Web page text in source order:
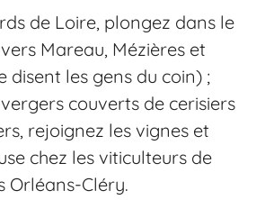
de Loire, plongez dans le
Mareau, Mézières et
disent les gens du coin) ;
couverts de cerisiers
rejoignez les vignes et
chez les viticulteurs de
Orléans-Cléry.